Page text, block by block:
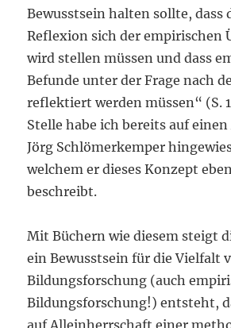
Bewusstsein halten sollte, dass
Reflexion sich der empirischen
wird stellen müssen und dass
Befunde unter der Frage nach
reflektiert werden müssen“ (S.
Stelle habe ich bereits auf
Jörg Schlömerkemper
welchem er dieses Konzept
beschreibt.
Mit Büchern wie diesem steigt
ein Bewusstsein für die Vielfalt
Bildungsforschung (auch
Bildungsforschung!) entsteht,
auf Alleinherrschaft einer